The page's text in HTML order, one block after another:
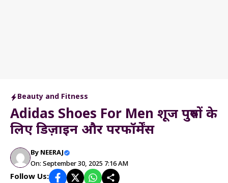
Beauty and Fitness
Adidas Shoes For Men शूज पुरुषों के
लिए डिज़ाइन और परफॉर्मेंस
By NEERAJ
On: September 30, 2025 7:16 AM
Follow Us: